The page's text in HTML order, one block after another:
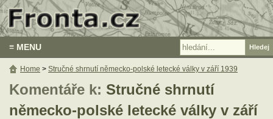
≡ MENU
Komentáře k: Stručné shrnutí
německo-polské letecké války v září
Home > Stručné shrnutí německo-polské letecké války v září 1939